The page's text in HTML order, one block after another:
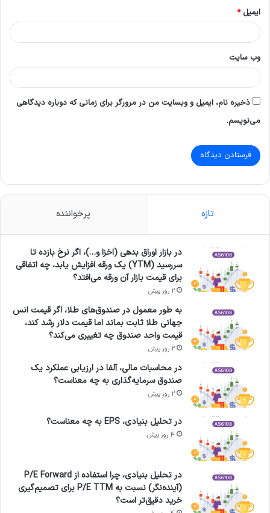
ایمیل*
وب‌ سایت
ذخیره نام، ایمیل و وبسایت من در مرورگر برای زمانی که دوباره دیدگاهی
می‌نویسم.
تازه پرخواننده
در بازار اوراق بدهی (اخزا و…)، اگر نرخ بازده تا
سررسید (YTM) یک ورقه افزایش یابد، چه اتفاقی
برای قیمت بازار آن ورقه می‌افتد؟
2 روز پیش
به طور معمول در صندوق‌های طلا، اگر قیمت انس
جهانی طلا ثابت بماند اما قیمت دلار رشد کند،
قیمت واحد صندوق چه تغییری می‌کند؟
2 روز پیش
در محاسبات مالی، آلفا در ارزیابی عملکرد یک
صندوق سرمایه‌گذاری به چه معناست؟
2 روز پیش
در تحلیل بنیادی، EPS به چه معناست؟
4 روز پیش
در تحلیل بنیادی، چرا استفاده از P/E Forward
(آینده‌نگر) نسبت به P/E TTM برای تصمیم‌گیری
خرید دقیق‌تر است؟